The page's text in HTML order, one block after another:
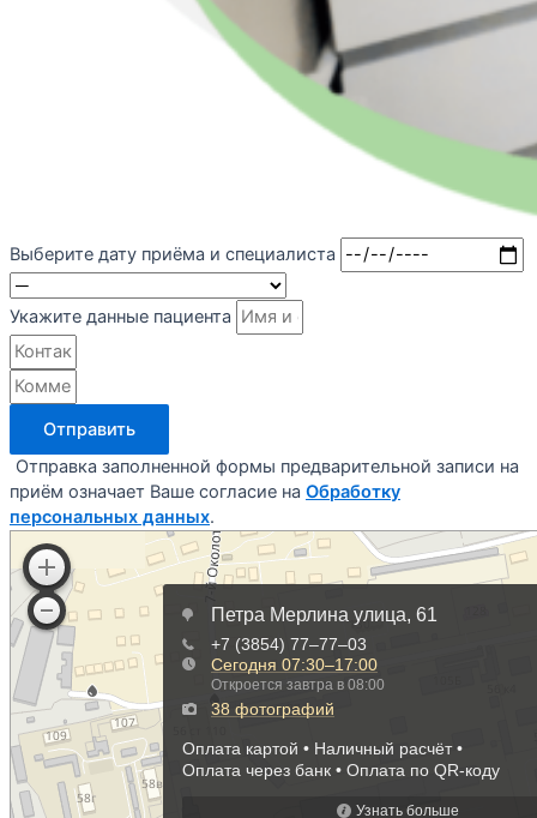
Выберите дату приёма и специалиста
Укажите данные пациента
Отправить
Отправка заполненной формы предварительной записи на
приём означает Ваше согласие на Обработку
персональных данных.